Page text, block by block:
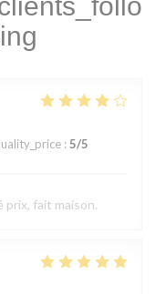
: 5/5
prix, fait maison.